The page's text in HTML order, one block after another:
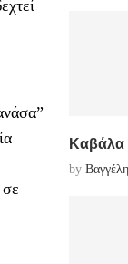
σε
Καβάλα
by